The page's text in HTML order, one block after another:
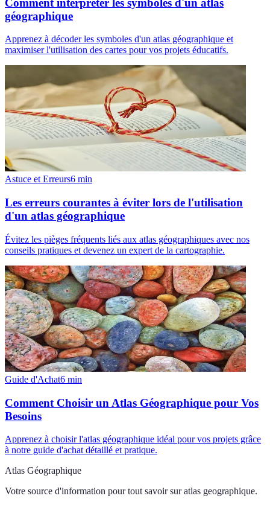
Comment interpréter les symboles d'un atlas
géographique
Apprenez à décoder les symboles d'un atlas géographique et
maximiser l'utilisation des cartes pour vos projets éducatifs.
Astuce et Erreurs6 min
Les erreurs courantes à éviter lors de l'utilisation
d'un atlas géographique
Évitez les pièges fréquents liés aux atlas géographiques avec nos
conseils pratiques et devenez un expert de la cartographie.
Guide d'Achat6 min
Comment Choisir un Atlas Géographique pour Vos
Besoins
Apprenez à choisir l'atlas géographique idéal pour vos projets grâce
à notre guide d'achat détaillé et pratique.
Atlas Géographique
Votre source d'information pour tout savoir sur atlas geographique.